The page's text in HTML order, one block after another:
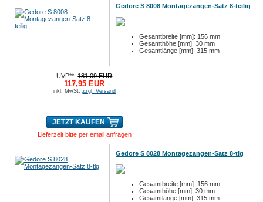
Gedore S 8008 Montagezangen-Satz 8-teilig
Gesamtbreite [mm]: 156 mm
Gesamthöhe [mm]: 30 mm
Gesamtlänge [mm]: 315 mm
UVP**:181,09 EUR
117,95 EUR
inkl. MwSt.zzgl. Versand
JETZT KAUFEN
Lieferzeit bitte per email anfragen
Gedore S 8028 Montagezangen-Satz 8-tlg
Gesamtbreite [mm]: 156 mm
Gesamthöhe [mm]: 30 mm
Gesamtlänge [mm]: 315 mm